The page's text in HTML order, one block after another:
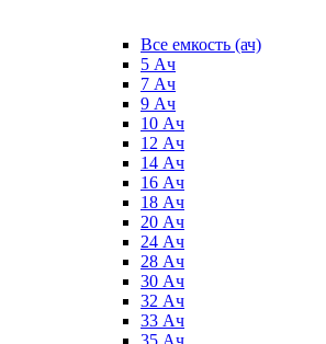
Все емкость (ач)
5 Ач
7 Ач
9 Ач
10 Ач
12 Ач
14 Ач
16 Ач
18 Ач
20 Ач
24 Ач
28 Ач
30 Ач
32 Ач
33 Ач
35 Ач